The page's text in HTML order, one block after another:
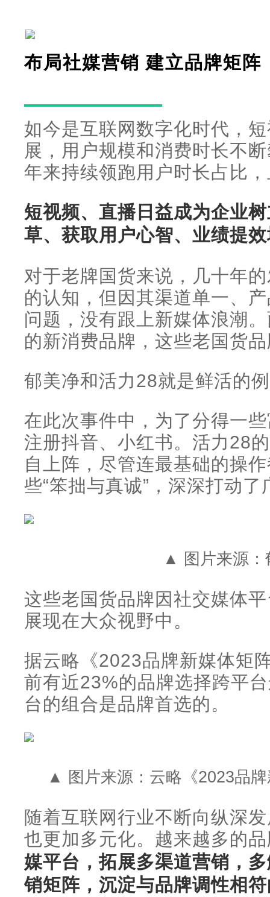
布局社媒营销 建立品牌矩阵
如今是互联网数字化时代，
展，用户规模和消费时长不
年来持续领跑用户时长占比
短视频、直播日益成为企业
草、获取用户心智、业绩提
对于老牌国货来说，几十年
的认知，但因其渠道单一、
问题，没有跟上新媒体浪潮
的新消费品牌，这些老国货
郁美净和活力28就是鲜活的
在此次事件中，为了分得一
注册抖音、小红书。活力28
自上阵，尽管连最基础的操
些“笨拙与真诚”，深深打动了
▲ 图片来源：
这些老国货品牌因社交媒体
展现在大众视野中。
据云略《2023品牌新媒体矩
前有近23%的品牌选择跨平
台的组合是品牌首选的。
▲ 图片来源：云略《2023品
随着互联网行业不断向纵深
也更加多元化。越来越多的
媒平台，拓展多渠道营销，
销矩阵，沉淀与品牌调性相